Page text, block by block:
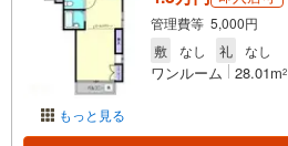
もっと見る
管理費等 5,000円
敷
なし 礼 なし
ワンルーム 28.01m2